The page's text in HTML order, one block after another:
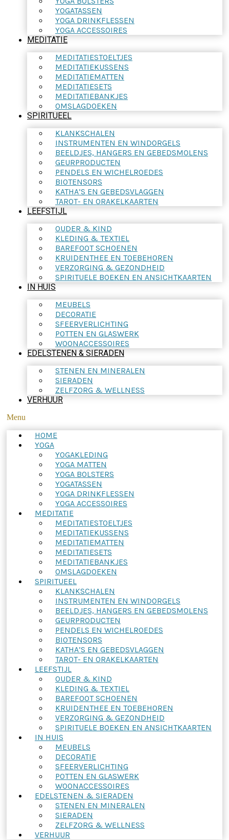
YOGATASSEN
YOGA DRINKFLESSEN
YOGA ACCESSOIRES
MEDITATIE
MEDITATIESTOELTJES
MEDITATIEKUSSENS
MEDITATIEMATTEN
MEDITATIESETS
MEDITATIEBANKJES
OMSLAGDOEKEN
SPIRITUEEL
KLANKSCHALEN
INSTRUMENTEN EN WINDORGELS
BEELDJES, HANGERS EN GEBEDSMOLENS
GEURPRODUCTEN
PENDELS EN WICHELROEDES
BIOTENSORS
KATHA’S EN GEBEDSVLAGGEN
TAROT- EN ORAKELKAARTEN
LEEFSTIJL
OUDER & KIND
KLEDING & TEXTIEL
BAREFOOT SCHOENEN
KRUIDENTHEE EN TOEBEHOREN
VERZORGING & GEZONDHEID
SPIRITUELE BOEKEN EN ANSICHTKAARTEN
IN HUIS
MEUBELS
DECORATIE
SFEERVERLICHTING
POTTEN EN GLASWERK
WOONACCESSOIRES
EDELSTENEN & SIERADEN
STENEN EN MINERALEN
SIERADEN
ZELFZORG & WELLNESS
VERHUUR
Menu
HOME
YOGA
YOGAKLEDING
YOGA MATTEN
YOGA BOLSTERS
YOGATASSEN
YOGA DRINKFLESSEN
YOGA ACCESSOIRES
MEDITATIE
MEDITATIESTOELTJES
MEDITATIEKUSSENS
MEDITATIEMATTEN
MEDITATIESETS
MEDITATIEBANKJES
OMSLAGDOEKEN
SPIRITUEEL
KLANKSCHALEN
INSTRUMENTEN EN WINDORGELS
BEELDJES, HANGERS EN GEBEDSMOLENS
GEURPRODUCTEN
PENDELS EN WICHELROEDES
BIOTENSORS
KATHA’S EN GEBEDSVLAGGEN
TAROT- EN ORAKELKAARTEN
LEEFSTIJL
OUDER & KIND
KLEDING & TEXTIEL
BAREFOOT SCHOENEN
KRUIDENTHEE EN TOEBEHOREN
VERZORGING & GEZONDHEID
SPIRITUELE BOEKEN EN ANSICHTKAARTEN
IN HUIS
MEUBELS
DECORATIE
SFEERVERLICHTING
POTTEN EN GLASWERK
WOONACCESSOIRES
EDELSTENEN & SIERADEN
STENEN EN MINERALEN
SIERADEN
ZELFZORG & WELLNESS
VERHUUR